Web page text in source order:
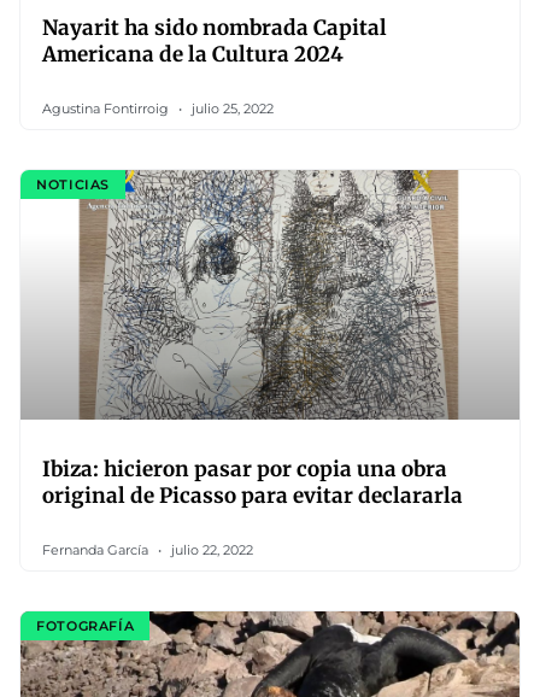
Nayarit ha sido nombrada Capital
Americana de la Cultura 2024
Agustina Fontirroig julio 25, 2022
NOTICIAS
Ibiza: hicieron pasar por copia una obra
original de Picasso para evitar declararla
Fernanda García julio 22, 2022
FOTOGRAFÍA